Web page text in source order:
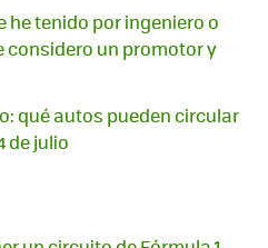
he tenido por ingeniero o
considero un promotor y
qué autos pueden circular
de julio